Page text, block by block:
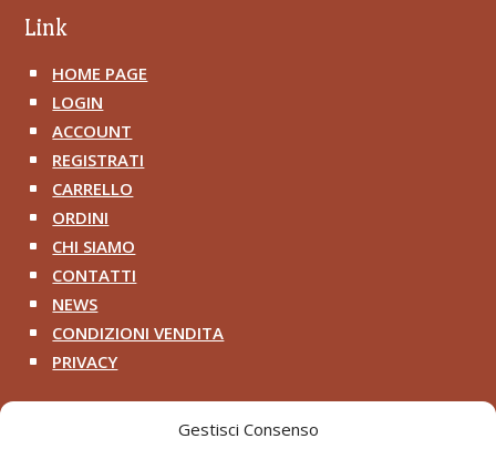
Gestisci Consenso
Link
^ HOME PAGE
^ LOGIN
^ ACCOUNT
^ REGISTRATI
^ CARRELLO
^ ORDINI
^ CHI SIAMO
^ CONTATTI
^ NEWS
^ CONDIZIONI VENDITA
^ PRIVACY